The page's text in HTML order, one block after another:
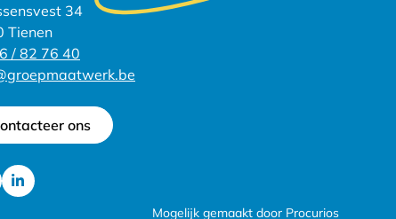
34
Tienen
/ 82 76 40
ons
Mogelijk gemaakt door Procurios